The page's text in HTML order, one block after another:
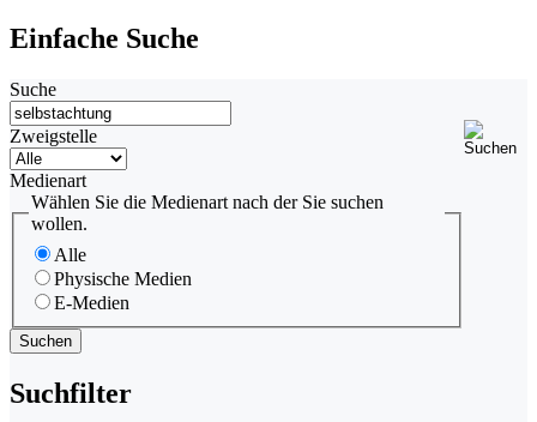
Einfache Suche
Suche
Zweigstelle
Medienart
Wählen Sie die Medienart nach der Sie suchen
wollen.
Alle
Physische Medien
E-Medien
Suchfilter